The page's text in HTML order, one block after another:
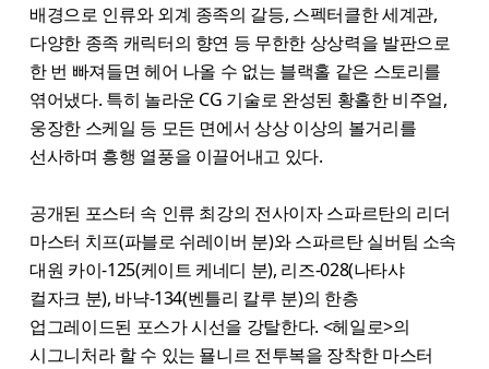
배경으로 인류와 외계 종족의 갈등, 스펙터클한 세계관,
다양한 종족 캐릭터의 향연 등 무한한 상상력을 발판으로
한 번 빠져들면 헤어 나올 수 없는 블랙홀 같은 스토리를
엮어냈다. 특히 놀라운 CG 기술로 완성된 황홀한 비주얼,
웅장한 스케일 등 모든 면에서 상상 이상의 볼거리를
선사하며 흥행 열풍을 이끌어내고 있다.
공개된 포스터 속 인류 최강의 전사이자 스파르탄의 리더
마스터 치프(파블로 쉬레이버 분)와 스파르탄 실버팀 소속
대원 카이-125(케이트 케네디 분), 리즈-028(나타샤
컬자크 분), 바냑-134(벤틀리 칼루 분)의 한층
업그레이드된 포스가 시선을 강탈한다. <헤일로>의
시그니처라 할 수 있는 묠니르 전투복을 장착한 마스터